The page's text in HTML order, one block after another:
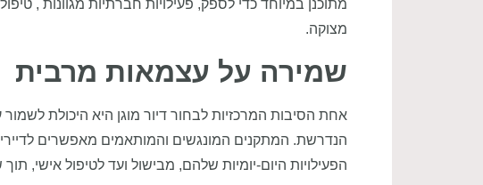
מצוקה.
שמירה על עצמאות מרבית
אחת הסיבות המרכזיות לבחור דיור מוגן היא היכולת
הנדרשת. המתקנים המונגשים והמותאמים מאפשרים
הפעילויות היום-יומיות שלהם, מבישול ועד לטיפול אישי,